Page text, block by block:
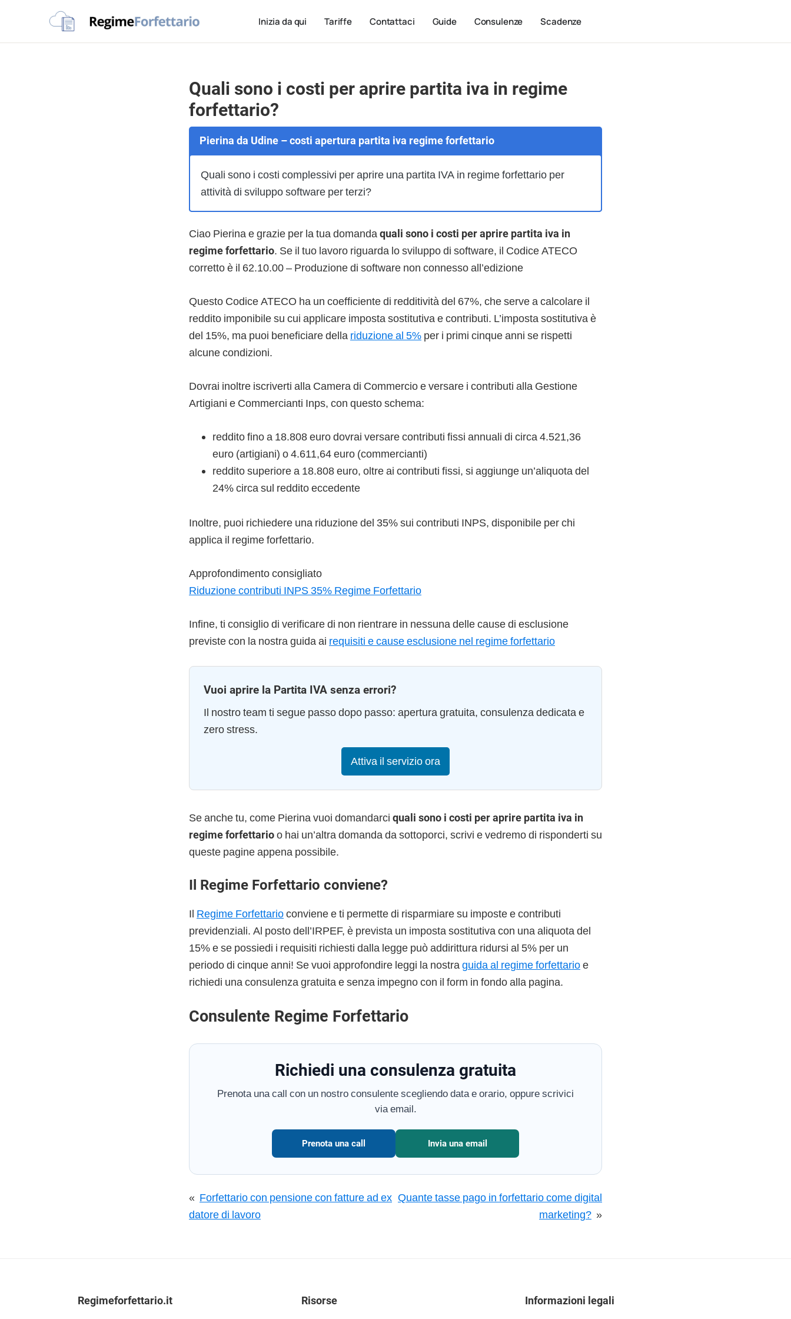
navigazione
contenuto
piè
Regime
La
Inizia da qui Tariffe Contattaci Guide Consulenze Scadenze
Quali sono i costi per aprire partita iva in regime
forfettario?
Pierina da Udine – costi apertura partita iva regime forfettario
Quali sono i costi complessivi per aprire una partita IVA in regime forfettario per
attività di sviluppo software per terzi?
Ciao Pierina e grazie per la tua domanda quali sono i costi per aprire partita iva in
regime forfettario. Se il tuo lavoro riguarda lo sviluppo di software, il Codice ATECO
corretto è il 62.10.00 – Produzione di software non connesso all’edizione
Questo Codice ATECO ha un coefficiente di redditività del 67%, che serve a calcolare il
reddito imponibile su cui applicare imposta sostitutiva e contributi. L’imposta sostitutiva è
del 15%, ma puoi beneficiare della riduzione al 5% per i primi cinque anni se rispetti
alcune condizioni.
Dovrai inoltre iscriverti alla Camera di Commercio e versare i contributi alla Gestione
Artigiani e Commercianti Inps, con questo schema:
reddito fino a 18.808 euro dovrai versare contributi fissi annuali di circa 4.521,36
euro (artigiani) o 4.611,64 euro (commercianti)
reddito superiore a 18.808 euro, oltre ai contributi fissi, si aggiunge un’aliquota del
24% circa sul reddito eccedente
Inoltre, puoi richiedere una riduzione del 35% sui contributi INPS, disponibile per chi
applica il regime forfettario.
Approfondimento consigliato
Riduzione contributi INPS 35% Regime Forfettario
Infine, ti consiglio di verificare di non rientrare in nessuna delle cause di esclusione
previste con la nostra guida ai requisiti e cause esclusione nel regime forfettario
Vuoi aprire la Partita IVA senza errori?
Il nostro team ti segue passo dopo passo: apertura gratuita, consulenza dedicata e
zero stress.
Attiva il servizio ora
Se anche tu, come Pierina vuoi domandarci quali sono i costi per aprire partita iva in
regime forfettarioo hai un’altra domanda da sottoporci, scrivi e vedremo di risponderti su
queste pagine appena possibile.
Il Regime Forfettario conviene?
Il Regime Forfettarioconviene e ti permette di risparmiare su imposte e contributi
previdenziali. Al posto dell’IRPEF, è prevista un imposta sostitutiva con una aliquota del
15% e se possiedi i requisiti richiesti dalla legge può addirittura ridursi al 5% per un
periodo di cinque anni! Se vuoi approfondire leggi la nostra guida al regime forfettarioe
richiedi una consulenza gratuita e senza impegno con il form in fondo alla pagina.
Consulente Regime Forfettario
Richiedi una consulenza gratuita
Prenota una call con un nostro consulente scegliendo data e orario, oppure scrivici
via email.
Prenota una call Invia una email
« Forfettario con pensione con fatture ad ex
datore di lavoro
Quante tasse pago in forfettario come digital
marketing? »
Regimeforfettario.it Risorse Informazioni legali